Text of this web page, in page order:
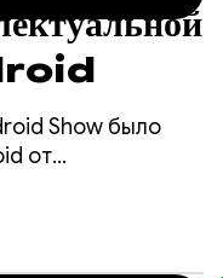
Show было
от
возможностей
приложениями.